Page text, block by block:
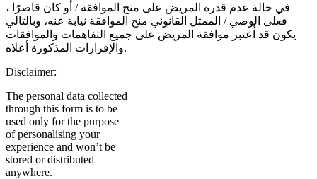
في حالة عدم قدرة المريض على منح الموافقة / أو كان قاصرًا ،
فعلى الوصي / الممثل القانوني منح الموافقة نيابة عنه، وبالتالي
يكون قد اُعتبر موافقة المريض على جميع التفاهمات والموافقات
والإقرارات المذكورة أعلاه.
Disclaimer:
The personal data collected
through this form is to be
used only for the purpose
of personalising your
experience and won’t be
stored or distributed
anywhere.